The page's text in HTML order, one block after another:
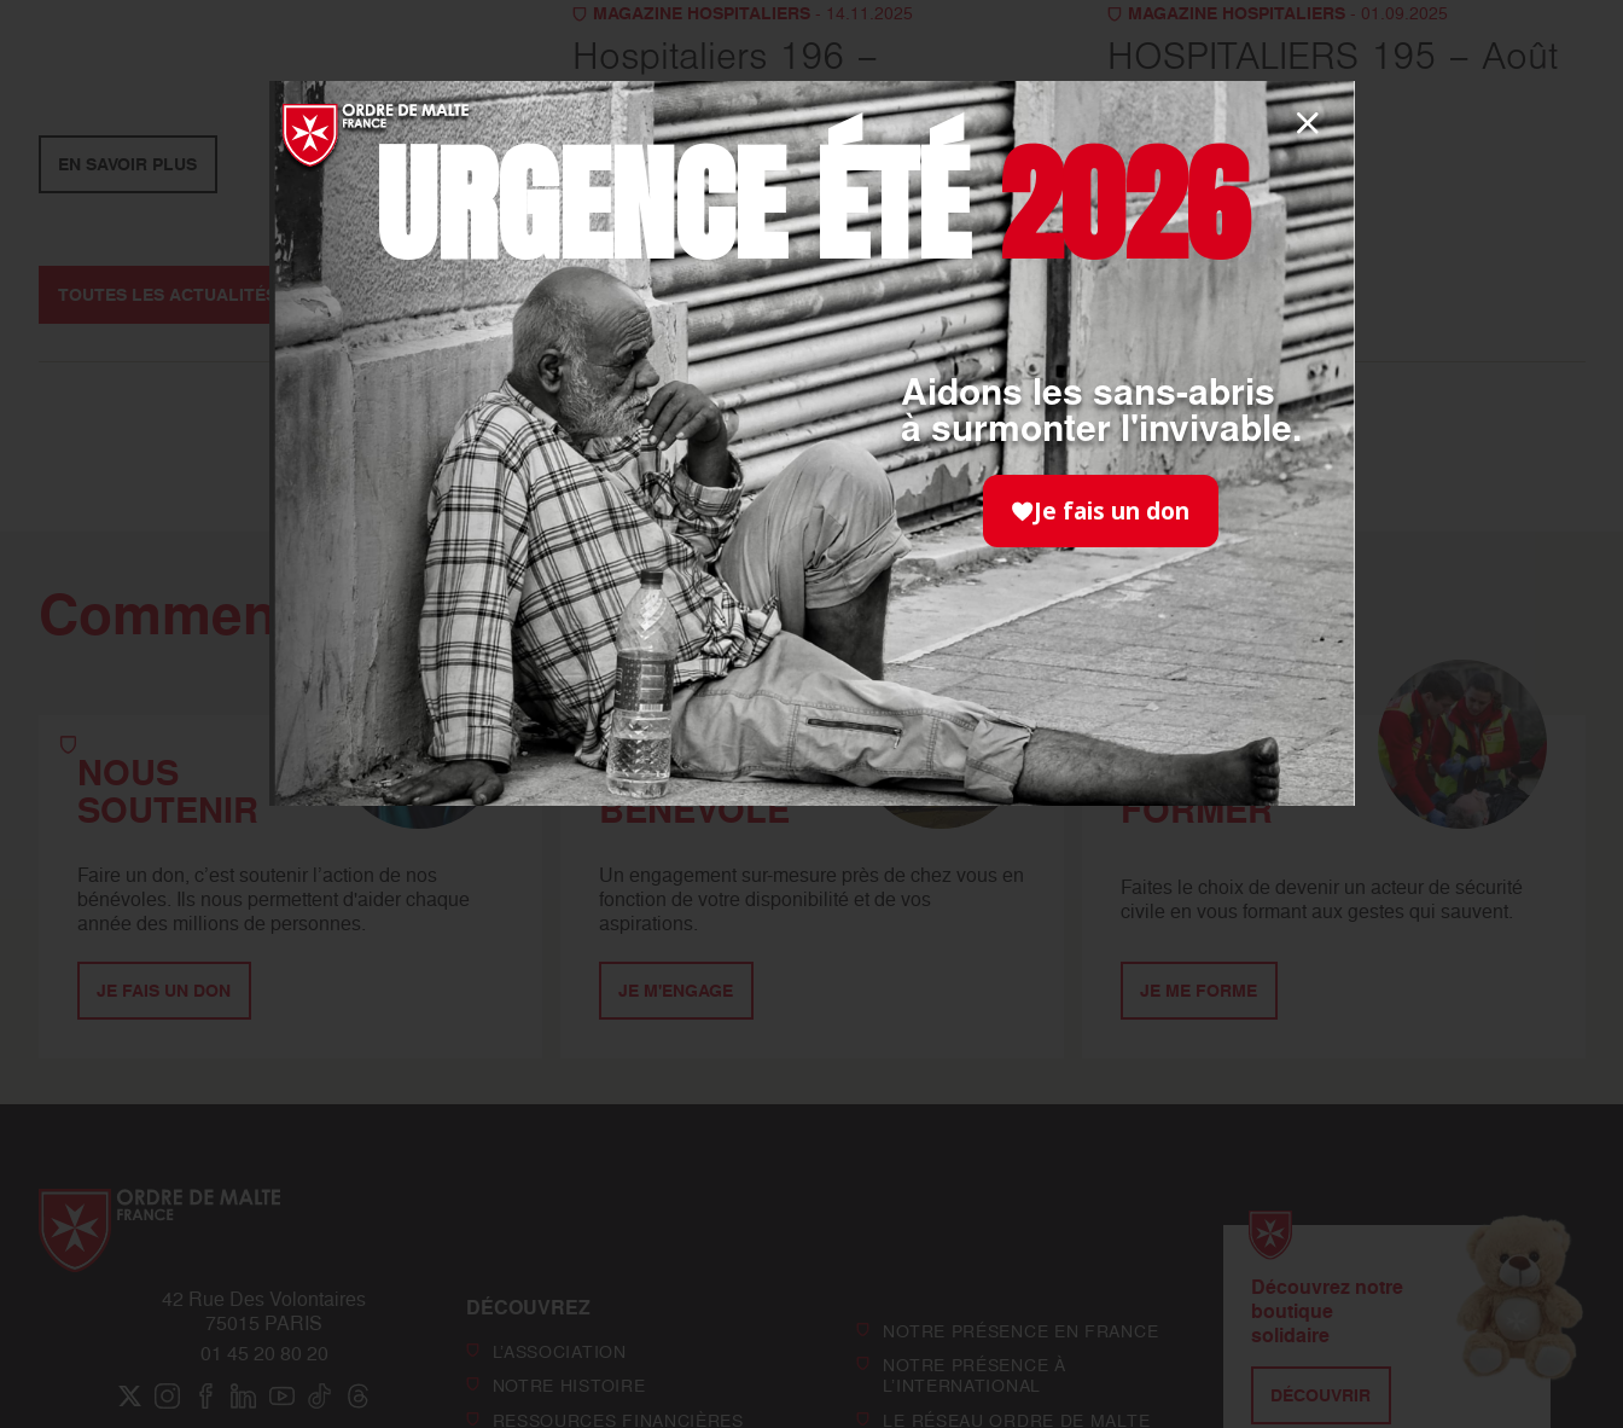
EN SAVOIR PLUS
MAGAZINE HOSPITALIERS - 14.11.2025
Hospitaliers 196 –
Novembre 2025
EN SAVOIR PLUS
MAGAZINE HOSPITALIERS- 01.09.2025
HOSPITALIERS 195 – Août
2025
EN SAVOIR PLUS
TOUTES LES ACTUALITÉS
Comment agiravec nous ?
NOUS
SOUTENIR
Faire un don, c’est soutenir l’action de nos
bénévoles. Ils nous permettent d'aider chaque
année des millions de personnes.
JE FAIS UN DON
DEVENIR
BÉNÉVOLE
Un engagement sur-mesure près de chez vous en
fonction de votre disponibilité et de vos
aspirations.
JE M'ENGAGE
SE
FORMER
Faites le choix de devenir un acteur de sécurité
civile en vous formant aux gestes qui sauvent.
JE ME FORME
42 Rue Des Volontaires
75015 PARIS
01 45 20 80 20
DÉCOUVREZ
L’ASSOCIATION
NOTRE HISTOIRE
RESSOURCES FINANCIÈRES
NOTRE PRÉSENCE EN FRANCE
NOTRE PRÉSENCE À
L’INTERNATIONAL
LE RÉSEAU ORDRE DE MALTE
Découvrez notre
boutique
solidaire
DÉCOUVRIR
URGENCE ÉTÉ2026
Aidons les sans-abris
à surmonter l'invivable.
Je fais un don